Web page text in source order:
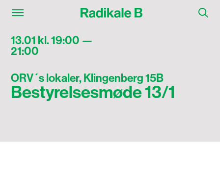
13.01 kl. 19:00 —
21:00
ORV´s lokaler, Klingenberg 15B
Bestyrelsesmøde 13/1